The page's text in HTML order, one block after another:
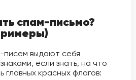
спам-письмо?
писем выдают себя
если знать, на что
главных красных флагов: